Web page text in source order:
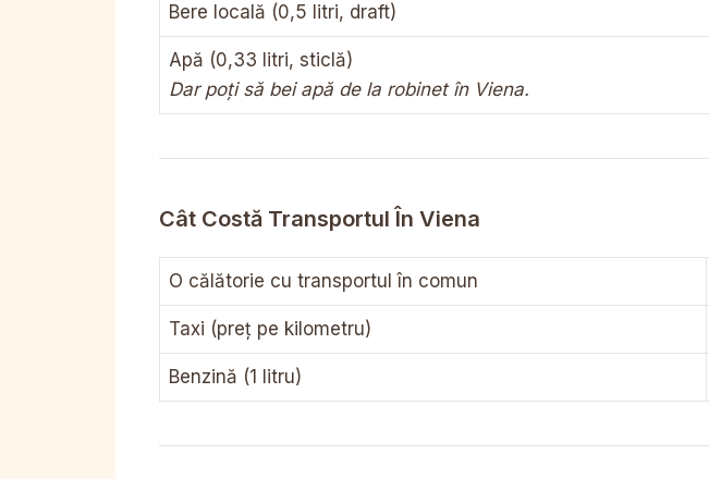
Bere locală (0,5 litri, draft)
Apă (0,33 litri, sticlă)
Dar poți să bei apă de la robinet în Viena.
Cât Costă Transportul În Viena
O călătorie cu transportul în comun
Taxi (preț pe kilometru)
Benzină (1 litru)